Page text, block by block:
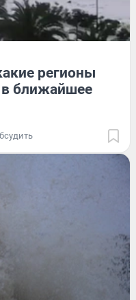
регионы
в ближайшее